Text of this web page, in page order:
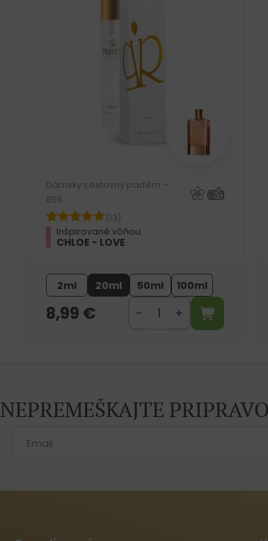
Dámsky cestovný parfém –
856
(13)
Inšpirované vôňou:
CHLOE - LOVE
2ml 20ml 50ml 100ml
8,99 €
NEPREMEŠKAJTE